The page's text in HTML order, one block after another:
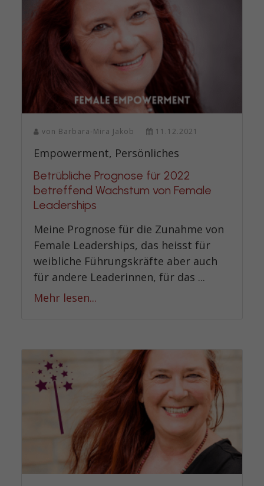
von Barbara-Mira Jakob 11.12.2021
Empowerment, Persönliches
Betrübliche Prognose für 2022
betreffend Wachstum von Female
Leaderships
Meine Prognose für die Zunahme von
Female Leaderships, das heisst für
weibliche Führungskräfte aber auch
für andere Leaderinnen, für das ...
Mehr lesen...